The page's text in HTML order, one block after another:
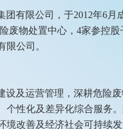
有限公司，于2012年6
废物处置中心，4家参控
公司。
及运营管理，深耕危险
性化及差异化综合服务
改善及经济社会可持续发